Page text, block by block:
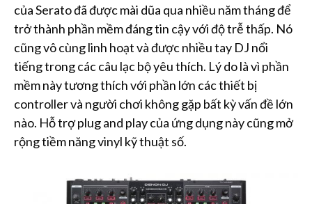
của Serato đã được mài dũa qua nhiều năm tháng để
trở thành phần mềm đáng tin cậy với độ trễ thấp. Nó
cũng vô cùng linh hoạt và được nhiều tay DJ nổi
tiếng trong các câu lạc bộ yêu thích. Lý do là vì phần
mềm này tương thích với phần lớn các thiết bị
controller và người chơi không gặp bất kỳ vấn đề lớn
nào. Hỗ trợ plug and play của ứng dụng này cũng mở
rộng tiềm năng vinyl kỹ thuật số.